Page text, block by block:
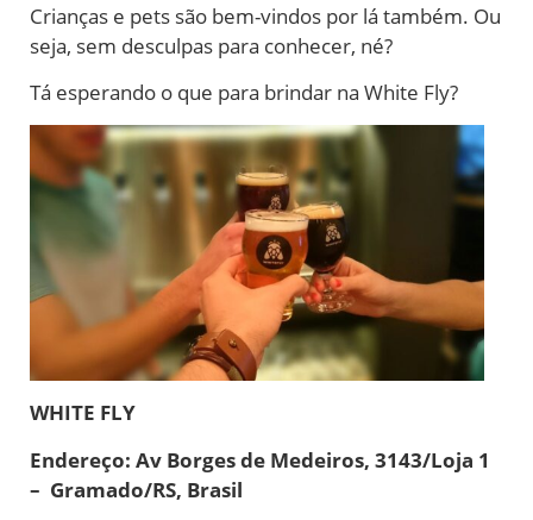
Crianças e pets são bem-vindos por lá também. Ou
seja, sem desculpas para conhecer, né?
Tá esperando o que para brindar na White Fly?
WHITE FLY
Endereço: Av Borges de Medeiros, 3143/Loja 1
– Gramado/RS, Brasil